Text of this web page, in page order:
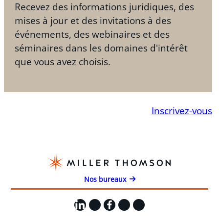
Recevez des informations juridiques, des
mises à jour et des invitations à des
événements, des webinaires et des
séminaires dans les domaines d'intérêt
que vous avez choisis.
Inscrivez-vous
Nos bureaux
LinkedIn
X Facebook
Instagram
YouTube